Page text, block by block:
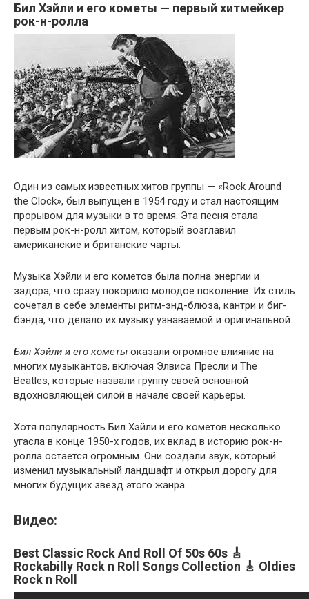
Бил Хэйли и его кометы — первый хитмейкер
рок-н-ролла
Один из самых известных хитов группы — «Rock Around
the Clock», был выпущен в 1954 году и стал настоящим
прорывом для музыки в то время. Эта песня стала
первым рок-н-ролл хитом, который возглавил
американские и британские чарты.
Музыка Хэйли и его кометов была полна энергии и
задора, что сразу покорило молодое поколение. Их стиль
сочетал в себе элементы ритм-энд-блюза, кантри и биг-
бэнда, что делало их музыку узнаваемой и оригинальной.
Бил Хэйли и его кометы оказали огромное влияние на
многих музыкантов, включая Элвиса Пресли и The
Beatles, которые назвали группу своей основной
вдохновляющей силой в начале своей карьеры.
Хотя популярность Бил Хэйли и его кометов несколько
угасла в конце 1950-х годов, их вклад в историю рок-н-
ролла остается огромным. Они создали звук, который
изменил музыкальный ландшафт и открыл дорогу для
многих будущих звезд этого жанра.
Видео:
Best Classic Rock And Roll Of 50s 60s 🎸
Rockabilly Rock n Roll Songs Collection 🎸 Oldies
Rock n Roll